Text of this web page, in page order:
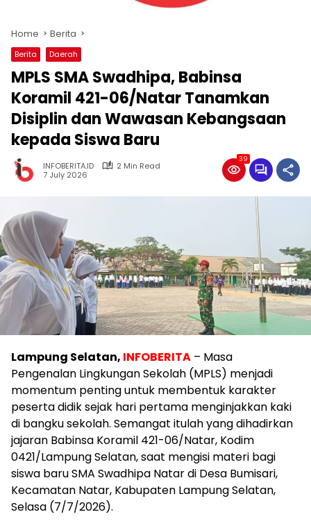
Home Berita
Berita Daerah
MPLS SMA Swadhipa, Babinsa
Koramil 421-06/Natar Tanamkan
Disiplin dan Wawasan Kebangsaan
kepada Siswa Baru
INFOBERITA.ID
2 Min Read
7 July 2026
39
Lampung Selatan, INFOBERITA – Masa
Pengenalan Lingkungan Sekolah (MPLS) menjadi
momentum penting untuk membentuk karakter
peserta didik sejak hari pertama menginjakkan kaki
di bangku sekolah. Semangat itulah yang dihadirkan
jajaran Babinsa Koramil 421-06/Natar, Kodim
0421/Lampung Selatan, saat mengisi materi bagi
siswa baru SMA Swadhipa Natar di Desa Bumisari,
Kecamatan Natar, Kabupaten Lampung Selatan,
Selasa (7/7/2026).